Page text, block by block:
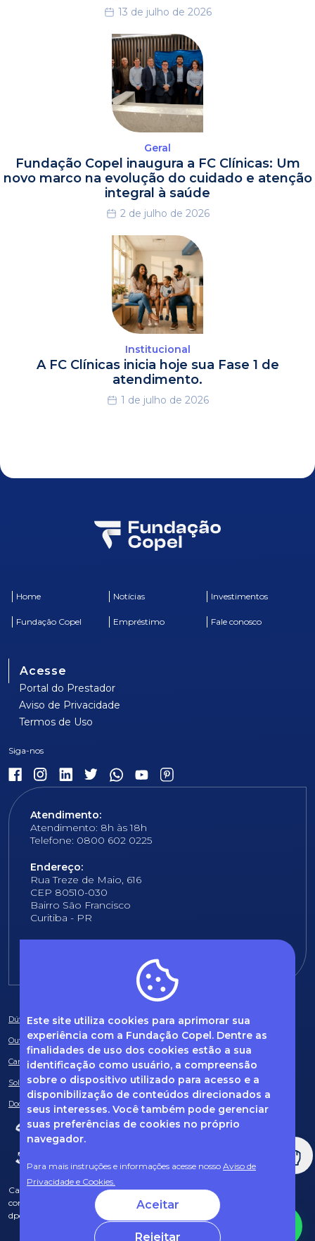
Este site utiliza cookies para aprimorar sua
experiência com a Fundação Copel. Dentre as
finalidades de uso dos cookies estão a sua
identificação como usuário, a compreensão
sobre o dispositivo utilizado para acesso e a
disponibilização de conteúdos direcionados a
seus interesses. Você também pode gerenciar
suas preferências de cookies no próprio
navegador.
Para mais instruções e informações acesse nosso Aviso de
Privacidade e Cookies.
Aceitar
Rejeitar
13 de julho de 2026
Geral
Fundação Copel inaugura a FC Clínicas: Um
novo marco na evolução do cuidado e atenção
integral à saúde
2 de julho de 2026
Institucional
A FC Clínicas inicia hoje sua Fase 1 de
atendimento.
1 de julho de 2026
Home Notícias Investimentos
Fundação Copel Empréstimo Fale conosco
Acesse
Portal do Prestador
Aviso de Privacidade
Termos de Uso
Atendimento:
Atendimento: 8h às 18h
Telefone: 0800 602 0225
Endereço:
Rua Treze de Maio, 616
CEP 80510-030
Bairro São Francisco
Curitiba - PR
Dúvidas frequentes
Ouvidoria
Canal de Denúncias
Solicitação de informações
Documentos obrigatórios
Caso tenha dúvidas sobre Privacidade de Dados e LGPD, entre em
contato com o nosso DPO (encarregado de dados) via e-mail:
dpo@fcopel.org.br